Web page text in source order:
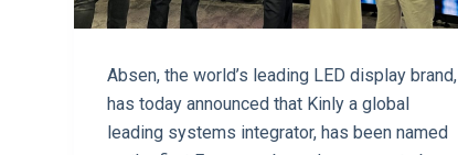
Absen, the world’s leading LED display brand,
has today announced that Kinly a global
leading systems integrator, has been named